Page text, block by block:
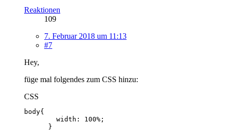
Reaktionen
109
7. Februar 2018 um 11:13
#7
Hey,
füge mal folgendes zum CSS hinzu:
CSS
      }